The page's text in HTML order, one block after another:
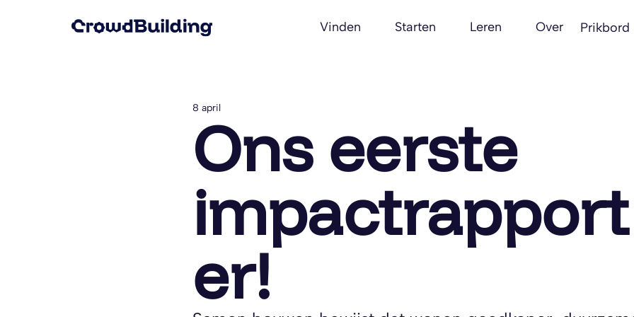
Vinden Starten Leren Over Prikbord
8 april
Ons eerste
er!